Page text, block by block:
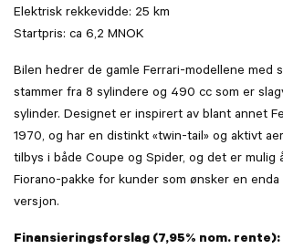
Elektrisk rekkevidde: 25 km
Startpris: ca 6,2 MNOK
Bilen hedrer de gamle Ferrari-modellene med
stammer fra 8 sylindere og 490 cc som er
sylinder. Designet er inspirert av blant annet
1970, og har en distinkt «twin-tail» og aktivt
tilbys i både Coupe og Spider, og det er mulig
Fiorano-pakke for kunder som ønsker en
versjon.
Finansieringsforslag (7,95% nom. rente):